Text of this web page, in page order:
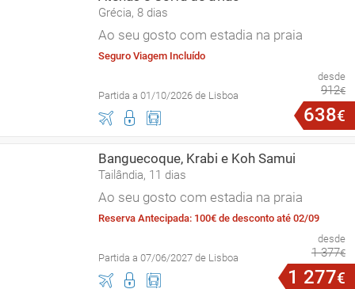
Grécia, 8 dias
Ao seu gosto com estadia na praia
Seguro Viagem Incluído
Partida a 01/10/2026 de Lisboa
desde
912€
638€
Banguecoque, Krabi e Koh Samui
Tailândia, 11 dias
Ao seu gosto com estadia na praia
Reserva Antecipada: 100€ de desconto até 02/09
Partida a 07/06/2027 de Lisboa
desde
1 377€
1 277€